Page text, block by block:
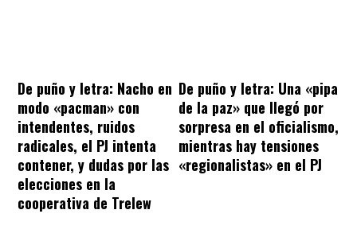
De puño y letra: Nacho en
modo «pacman» con
intendentes, ruidos
radicales, el PJ intenta
contener, y dudas por las
elecciones en la
cooperativa de Trelew
De puño y letra: Una «pipa
de la paz» que llegó por
sorpresa en el oficialismo,
mientras hay tensiones
«regionalistas» en el PJ